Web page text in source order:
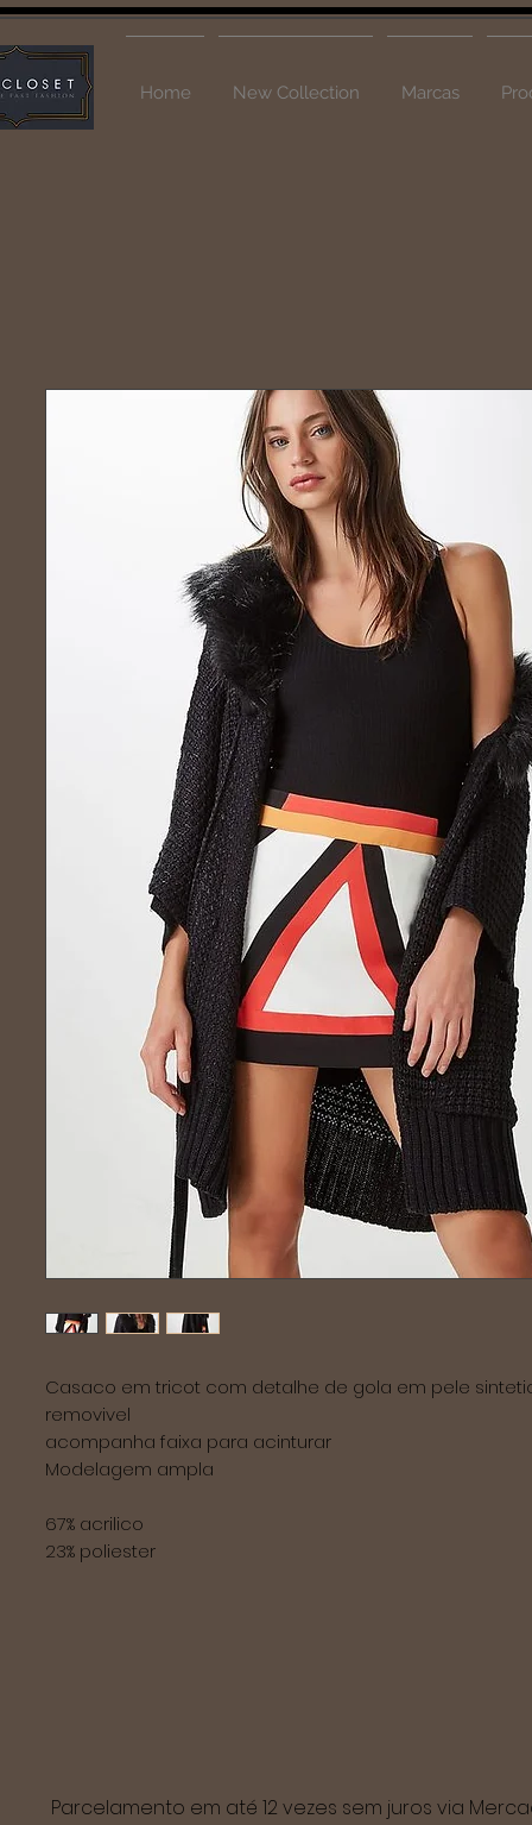
Home New Collection Marcas
Casaco em tricot com detalhe de gola em pele
removivel
acompanha faixa para acinturar
Modelagem ampla
67% acrilico
23% poliester
Parcelamento em até 12 vezes sem juros via